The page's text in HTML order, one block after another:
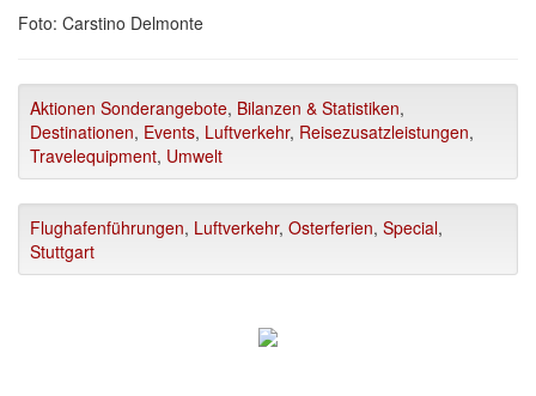
Foto: Carstino Delmonte
Aktionen Sonderangebote, Bilanzen & Statistiken,
Destinationen, Events, Luftverkehr, Reisezusatzleistungen,
Travelequipment, Umwelt
Flughafenführungen, Luftverkehr, Osterferien, Special,
Stuttgart